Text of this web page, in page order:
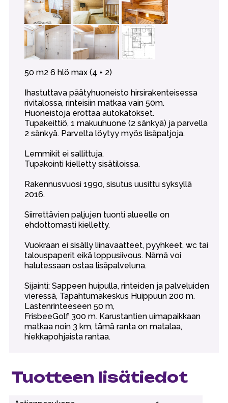
50 m2 6 hlö max (4 + 2)
Ihastuttava päätyhuoneisto hirsirakenteisessa
rivitalossa, rinteisiin matkaa vain 50m.
Huoneistoja erottaa autokatokset.
Tupakeittiö, 1 makuuhuone (2 sänkyä) ja parvella
2 sänkyä. Parvelta löytyy myös lisäpatjoja.
Lemmikit ei sallittuja.
Tupakointi kielletty sisätiloissa.
Rakennusvuosi 1990, sisutus uusittu syksyllä
2016.
Siirrettävien paljujen tuonti alueelle on
ehdottomasti kielletty.
Vuokraan ei sisälly liinavaatteet, pyyhkeet, wc tai
talouspaperit eikä loppusiivous. Nämä voi
halutessaan ostaa lisäpalveluna.
Sijainti: Sappeen huipulla, rinteiden ja palveluiden
vieressä, Tapahtumakeskus Huippuun 200 m.
Lastenrinteeseen 50 m,
FrisbeeGolf 300 m. Karustantien uimapaikkaan
matkaa noin 3 km, tämä ranta on matalaa,
hiekkapohjaista rantaa.
Tuotteen lisätiedot